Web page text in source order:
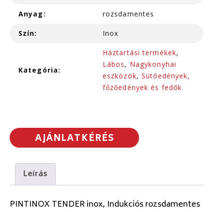
Anyag: rozsdamentes
Szín: Inox
Kategória:
Háztartási termékek,
Lábos, Nagykonyhai
eszközök,Sütőedények,
főzőedények és fedők
AJÁNLATKÉRÉS
Leírás
PINTINOX TENDER inox, Indukciós rozsdamentes